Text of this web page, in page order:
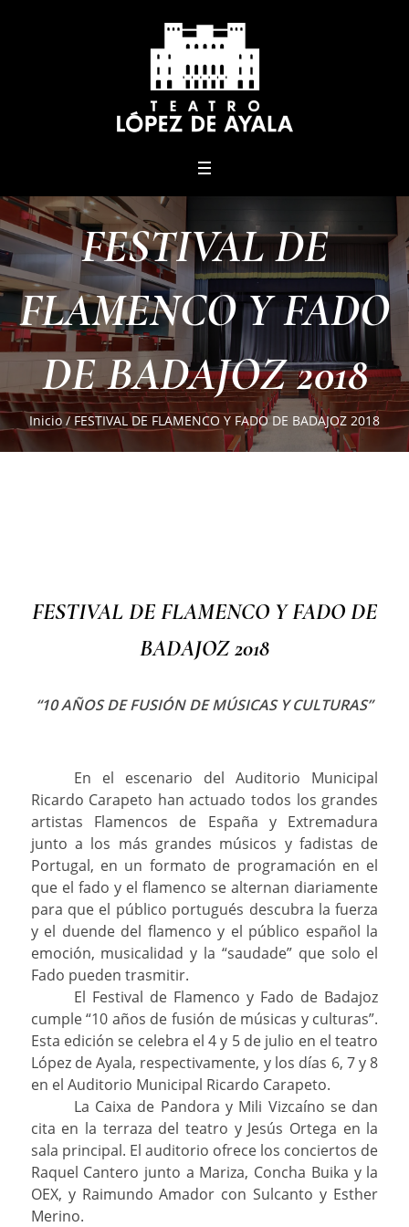
FESTIVAL DE
FLAMENCO Y FADO
DE BADAJOZ 2018
Inicio / FESTIVAL DE FLAMENCO Y FADO DE BADAJOZ 2018
FESTIVAL DE FLAMENCO Y FADO DE
BADAJOZ 2018
“10 AÑOS DE FUSIÓN DE MÚSICAS Y CULTURAS”
En el escenario del Auditorio Municipal
Ricardo Carapeto han actuado todos los grandes
artistas Flamencos de España y Extremadura
junto a los más grandes músicos y fadistas de
Portugal, en un formato de programación en el
que el fado y el flamenco se alternan diariamente
para que el público portugués descubra la fuerza
y el duende del flamenco y el público español la
emoción, musicalidad y la “saudade” que solo el
Fado pueden trasmitir.
El Festival de Flamenco y Fado de Badajoz
cumple “10 años de fusión de músicas y culturas”.
Esta edición se celebra el 4 y 5 de julio en el teatro
López de Ayala, respectivamente, y los días 6, 7 y 8
en el Auditorio Municipal Ricardo Carapeto.
La Caixa de Pandora y Mili Vizcaíno se dan
cita en la terraza del teatro y Jesús Ortega en la
sala principal. El auditorio ofrece los conciertos de
Raquel Cantero junto a Mariza, Concha Buika y la
OEX, y Raimundo Amador con Sulcanto y Esther
Merino.